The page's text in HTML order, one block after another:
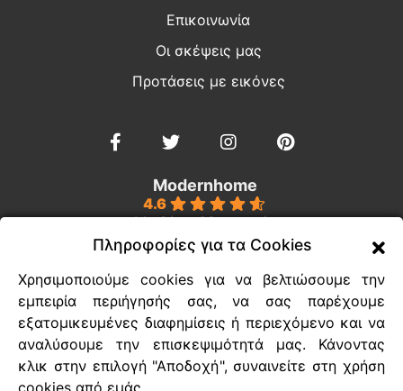
Επικοινωνία
Οι σκέψεις μας
Προτάσεις με εικόνες
Modernhome
4.6
Με βάση 39 κριτικές
powered byGoogle
Ευέλικτοι τρόποι πληρωμής
Τρόποι διεκπεραίωσης των παραγγελιών
Τεχνική υποστήριξη
Πληροφορίες για τα Cookies
Χρησιμοποιούμε cookies για να βελτιώσουμε την
εμπειρία περιήγησής σας, να σας παρέχουμε
εξατομικευμένες διαφημίσεις ή περιεχόμενο και να
αναλύσουμε την επισκεψιμότητά μας. Κάνοντας
κλικ στην επιλογή "Αποδοχή", συναινείτε στη χρήση
cookies από εμάς.